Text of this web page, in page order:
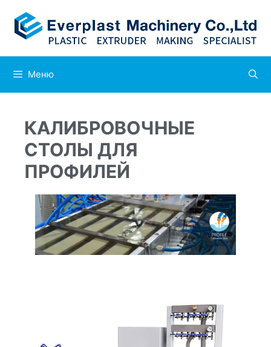
Меню
КАЛИБРОВОЧНЫЕ
СТОЛЫ ДЛЯ
ПРОФИЛЕЙ